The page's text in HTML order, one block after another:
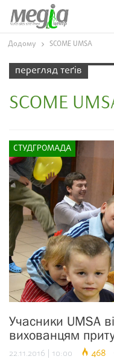
Додому SCOME UMSA
перегляд теґів
SCOME
СТУДГРОМАДА
Учасники UMSA
вихованцям
22.11.2016 | 10:00 468